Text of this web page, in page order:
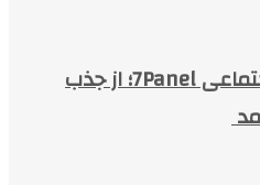
خدمات شبکه‌های اجتماعی 7Panel؛ از جذب